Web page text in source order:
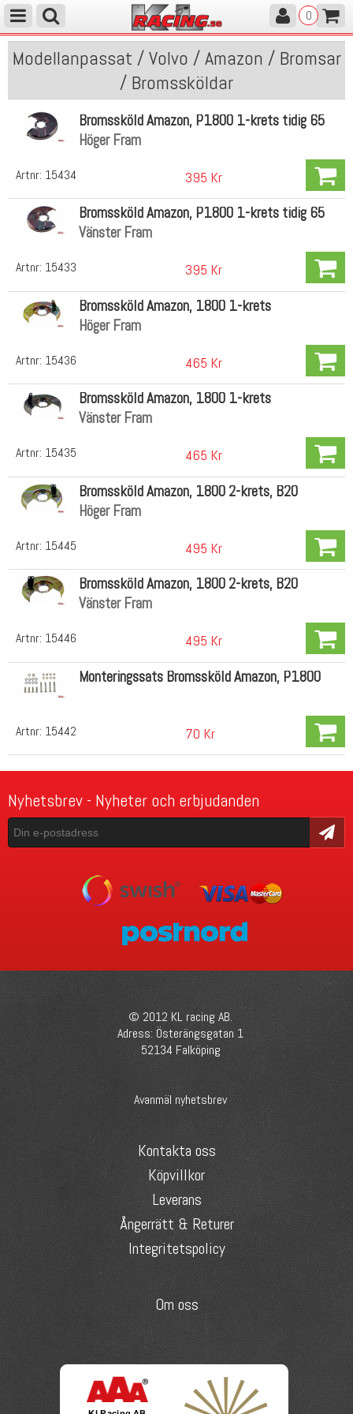
0
Modellanpassat / Volvo / Amazon / Bromsar
/ Bromssköldar
Artnr: 15434
Bromssköld Amazon, P1800 1-krets tidig 65
Höger Fram
395 Kr
Artnr: 15433
Bromssköld Amazon, P1800 1-krets tidig 65
Vänster Fram
395 Kr
Artnr: 15436
Bromssköld Amazon, 1800 1-krets
Höger Fram
465 Kr
Artnr: 15435
Bromssköld Amazon, 1800 1-krets
Vänster Fram
465 Kr
Artnr: 15445
Bromssköld Amazon, 1800 2-krets, B20
Höger Fram
495 Kr
Artnr: 15446
Bromssköld Amazon, 1800 2-krets, B20
Vänster Fram
495 Kr
Artnr: 15442
Monteringssats Bromssköld Amazon, P1800
70 Kr
Nyhetsbrev - Nyheter och erbjudanden
Skicka
© 2012 KL racing AB.
Adress: Österängsgatan 1
52134 Falköping
Avanmäl nyhetsbrev
Kontakta oss
Köpvillkor
Leverans
Ångerrätt & Returer
Integritetspolicy
Om oss